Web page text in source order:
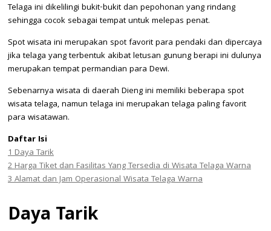
Telaga ini dikelilingi bukit-bukit dan pepohonan yang rindang
sehingga cocok sebagai tempat untuk melepas penat.
Spot wisata ini merupakan spot favorit para pendaki dan dipercaya
jika telaga yang terbentuk akibat letusan gunung berapi ini dulunya
merupakan tempat permandian para Dewi.
Sebenarnya wisata di daerah Dieng ini memiliki beberapa spot
wisata telaga, namun telaga ini merupakan telaga paling favorit
para wisatawan.
Daftar Isi
1Daya Tarik
2Harga Tiket dan Fasilitas Yang Tersedia di Wisata Telaga Warna
3Alamat dan Jam Operasional Wisata Telaga Warna
Daya Tarik